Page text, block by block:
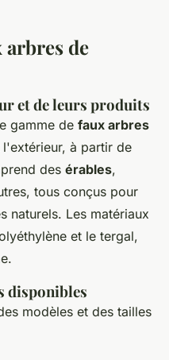
arbres de
et de leurs produits
gamme de faux arbres
à partir de
des érables,
tous conçus pour
naturels. Les matériaux
et le tergal,
disponibles
modèles et des tailles